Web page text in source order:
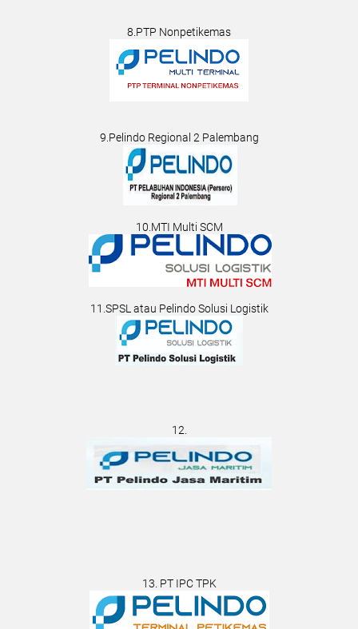
8.PTP Nonpetikemas
9.Pelindo Regional 2 Palembang
10.MTI Multi SCM
11.SPSL atau Pelindo Solusi Logistik
12.
13. PT IPC TPK